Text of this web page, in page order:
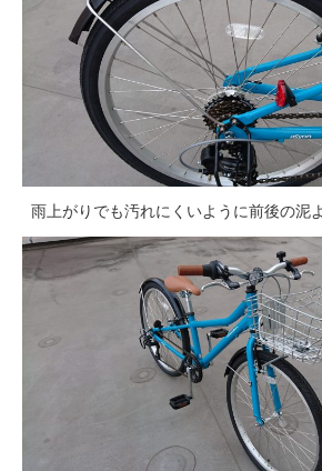
メディア
募集中の求人情報
法人様
法人様向け割引
雨上がりでも汚れにくいように前後の泥